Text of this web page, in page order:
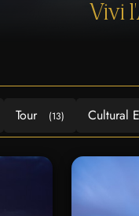
Vivi
Tour (13) Cultural